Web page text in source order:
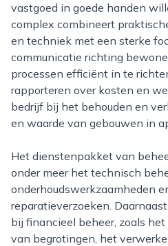
vastgoed in goede handen
complex combineert
en techniek met een sterke
communicatie richting
processen efficiënt in te
rapporteren over kosten en
bedrijf bij het behouden en
en waarde van gebouwen in
Het dienstenpakket van beheerder complex omvat
onder meer het technisch
onderhoudswerkzaamheden
reparatieverzoeken.
bij financieel beheer, zoals
van begrotingen, het